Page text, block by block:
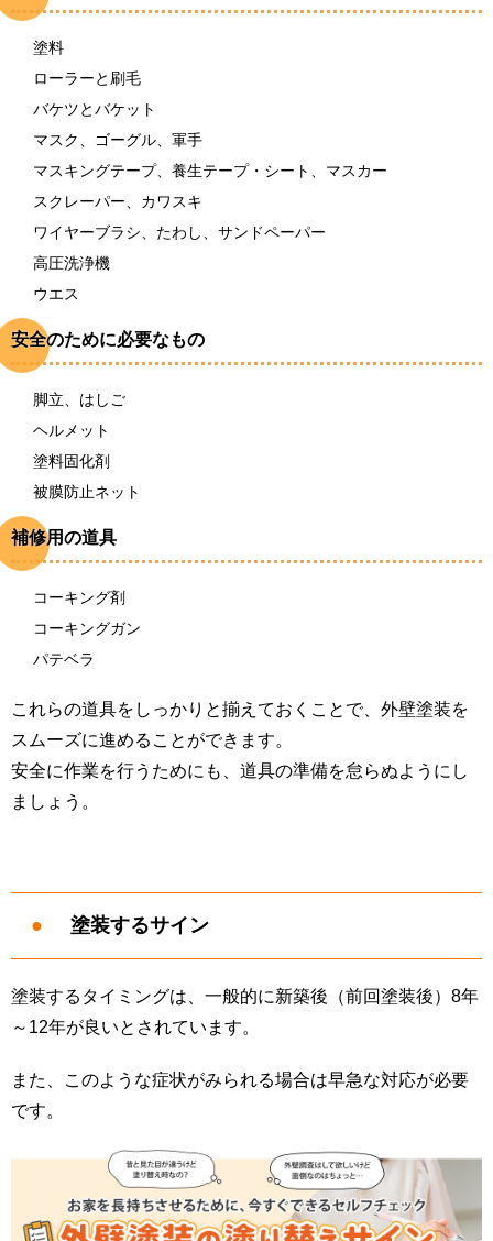
塗料
ローラーと刷毛
バケツとバケット
マスク、ゴーグル、軍手
マスキングテープ、養生テープ・シート、マスカー
スクレーパー、カワスキ
ワイヤーブラシ、たわし、サンドペーパー
高圧洗浄機
ウエス
安全のために必要なもの
脚立、はしご
ヘルメット
塗料固化剤
被膜防止ネット
補修用の道具
コーキング剤
コーキングガン
パテベラ
これらの道具をしっかりと揃えておくことで、外壁塗装を
スムーズに進めることができます。
安全に作業を行うためにも、道具の準備を怠らぬようにし
ましょう。
塗装するサイン
塗装するタイミングは、一般的に新築後（前回塗装後）8年
～12年が良いとされています。
また、このような症状がみられる場合は早急な対応が必要
です。